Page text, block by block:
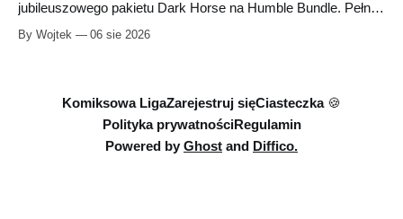
jubileuszowego pakietu Dark Horse na Humble Bundle. Pełny
zestaw obejmuje 40 cyfrowych publikacji i kosztuje 18,71
euro. Oferta kończy się 13 sierpnia.
By Wojtek 06 sie 2026
Komiksowa LigaZarejestruj sięCiasteczka 🍪
Polityka prywatnościRegulamin
Powered by Ghost and Diffico.